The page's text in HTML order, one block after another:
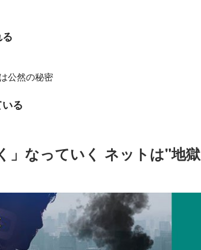
公然の秘密
る
」なっていく ネットは"地獄